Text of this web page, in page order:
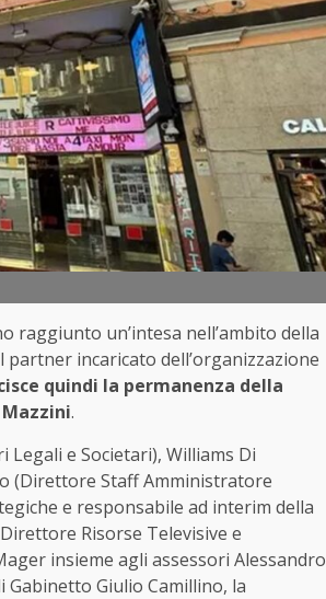
raggiunto un’intesa nell’ambito della
incaricato dell’organizzazione
quindi la permanenza della
.
Legali e Societari), Williams Di
(Direttore Staff Amministratore
e responsabile ad interim della
Risorse Televisive e
insieme agli assessori Alessandro
Gabinetto Giulio Camillino, la